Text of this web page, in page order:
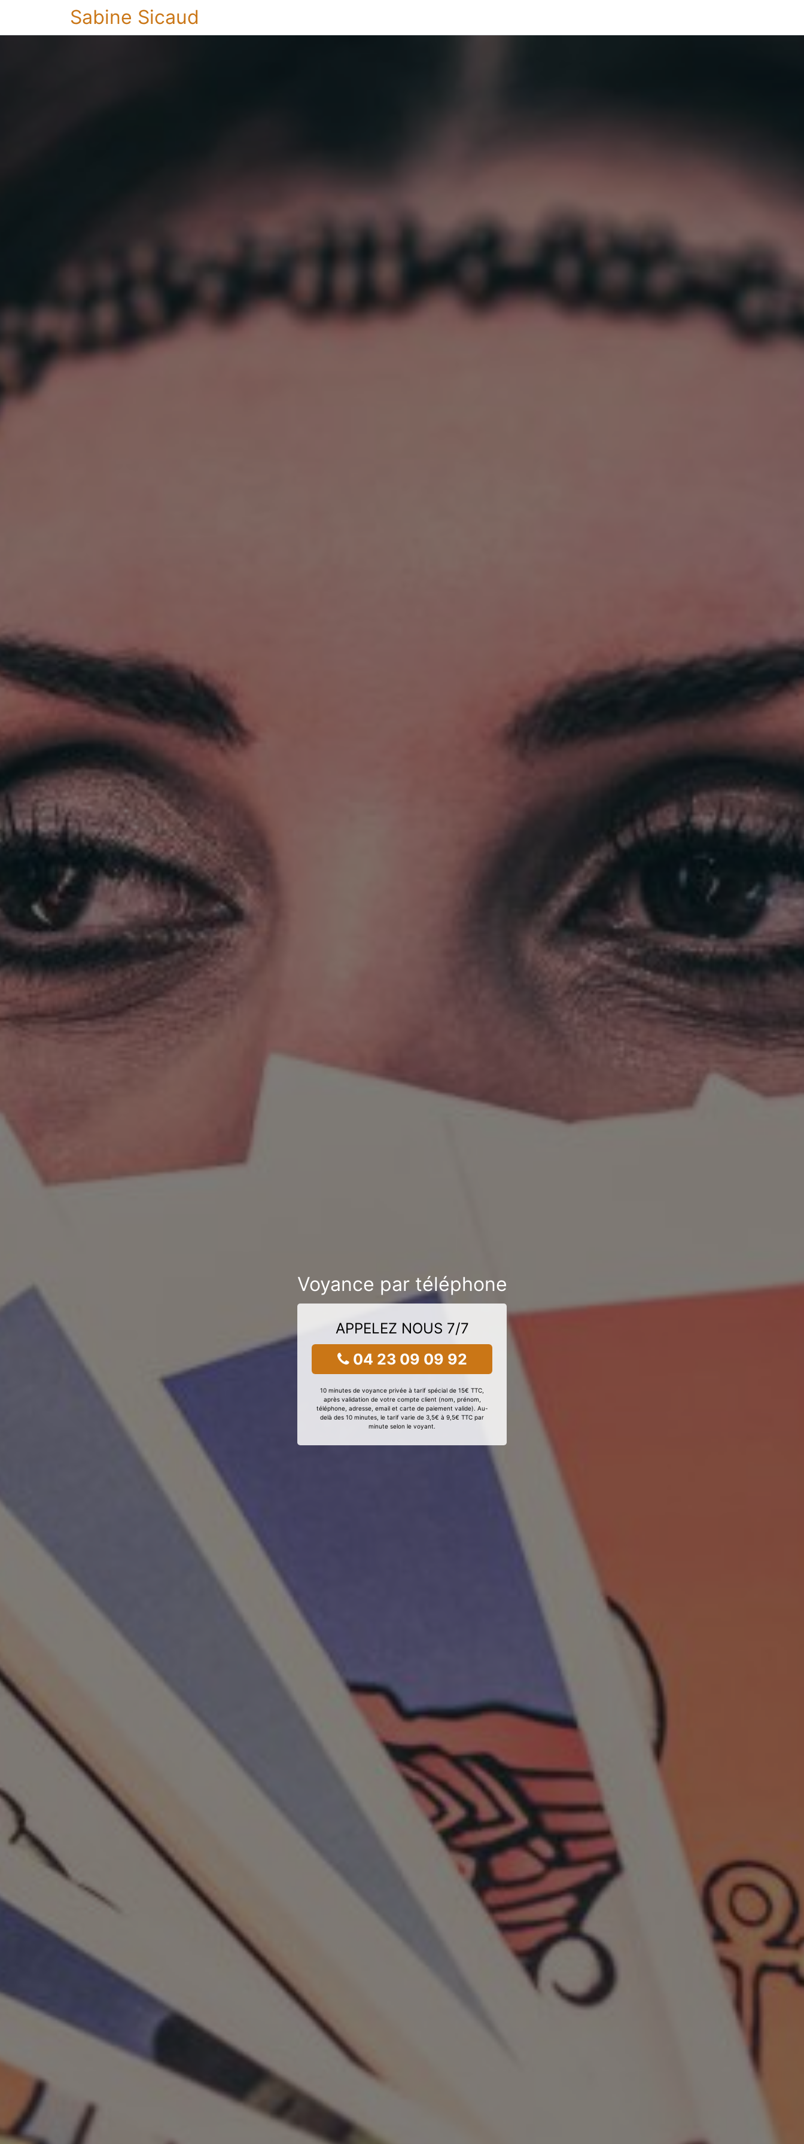
Sabine Sicaud
Voyance par téléphone
APPELEZ NOUS 7/7
04 23 09 09 92
10 minutes de voyance privée à tarif spécial de 15€ TTC,
après validation de votre compte client (nom, prénom,
téléphone, adresse, email et carte de paiement valide). Au-
delà des 10 minutes, le tarif varie de 3,5€ à 9,5€ TTC par
minute selon le voyant.